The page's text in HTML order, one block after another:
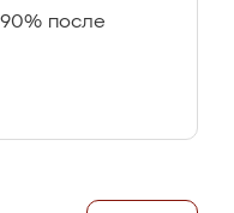
после